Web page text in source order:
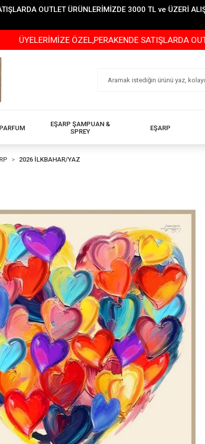
OUTLET ÜRÜNLERİMİZDE 3000 TL ve ÜZERİ
ÖZEL,PERAKENDE SATIŞLARDA OUTLET
EŞARP ŞAMPUAN &
SPREY
EŞARP
2026 İLKBAHAR/YAZ